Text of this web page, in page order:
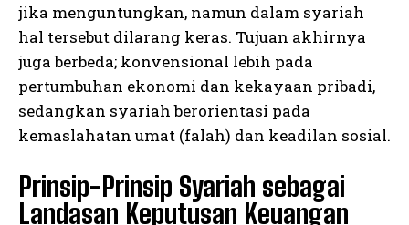
jika menguntungkan, namun dalam syariah
hal tersebut dilarang keras. Tujuan akhirnya
juga berbeda; konvensional lebih pada
pertumbuhan ekonomi dan kekayaan pribadi,
sedangkan syariah berorientasi pada
kemaslahatan umat (falah) dan keadilan sosial.
Prinsip-Prinsip Syariah sebagai
Landasan Keputusan Keuangan